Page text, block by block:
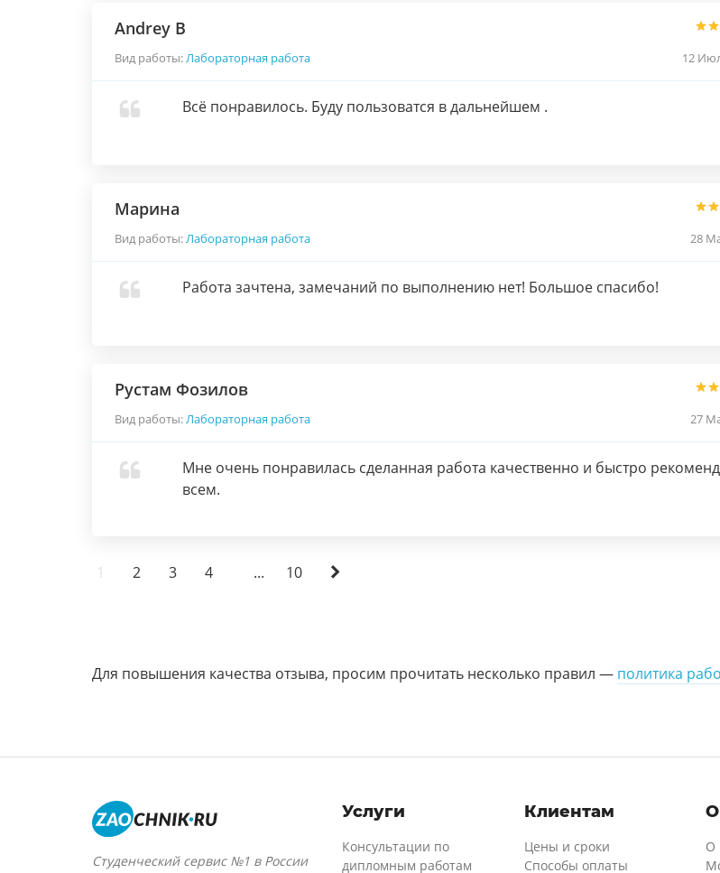
Andrey B
Вид работы:Лабораторная работа 12
Всё понравилось. Буду пользоватся в дальнейшем .
Марина
Вид работы:Лабораторная работа 28
Работа зачтена, замечаний по выполнению нет! Большое спасибо!
Рустам Фозилов
Вид работы:Лабораторная работа 27
Мне очень понравилась сделанная работа качественно и быстро
всем.
1 2 3 4 ... 10
Для повышения качества отзыва, просим прочитать несколько правил — политика
Студенческий сервис №1 в России
Услуги
Консультации по
дипломным работам
Клиентам
Цены и сроки
Способы оплаты
О